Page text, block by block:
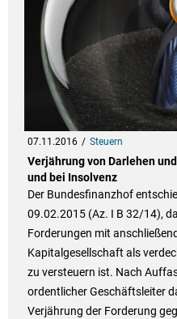
07.11.2016 Steuern
Verjährung von Darlehen
und bei Insolvenz
Der Bundesfinanzhof
09.02.2015 (Az. I B 32/14),
Forderungen mit
Kapitalgesellschaft als
zu versteuern ist. Nach
ordentlicher Geschäftsleiter
Verjährung der Forderung